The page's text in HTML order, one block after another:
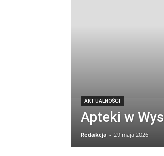
AKTUALNOŚCI
Apteki w
Redakcja - 29 maja 2026